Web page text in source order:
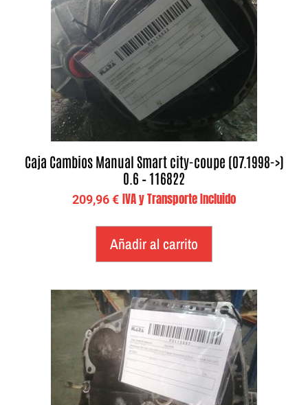
Caja Cambios Manual Smart city-coupe (07.1998->)
0.6 – 116822
209,96€ IVA y Transporte Incluido
Añadir al carrito